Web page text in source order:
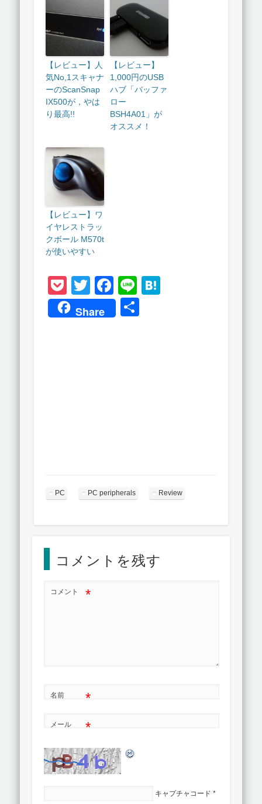
【レビュー】人
気No,1スキャナ
ーのScanSnap
IX500が，やは
り最高!!
【レビュー】
1,000円のUSB
ハブ「バッファ
ロー
BSH4A01」が
オススメ！
【レビュー】ワ
イヤレストラッ
クボール M570t
が使いやすい
Pocket
Twitter
Facebook
Line
Share
PC PC peripherals Review
コメントを残す
コメント *
名前 *
メール *
キャプチャコード *